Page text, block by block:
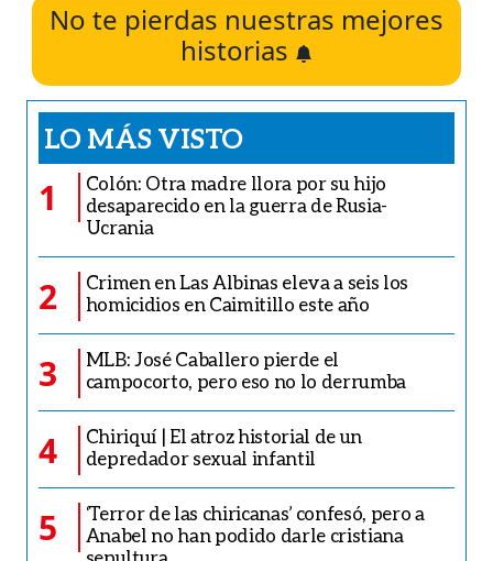
No te pierdas nuestras mejores
historias
LO MÁS VISTO
1
Colón: Otra madre llora por su hijo
desaparecido en la guerra de Rusia-
Ucrania
2
Crimen en Las Albinas eleva a seis los
homicidios en Caimitillo este año
3
MLB: José Caballero pierde el
campocorto, pero eso no lo derrumba
4
Chiriquí | El atroz historial de un
depredador sexual infantil
5
‘Terror de las chiricanas’ confesó, pero a
Anabel no han podido darle cristiana